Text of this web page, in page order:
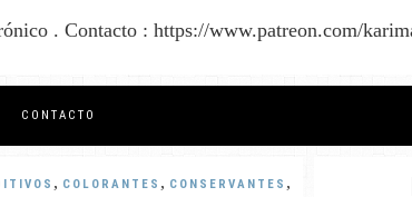
. Contacto : https://www.patreon.com/
CONTACTO
, COLORANTES , CONSERVANTES ,